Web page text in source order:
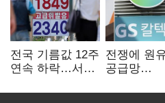
전국 기름값 12주
연속 하락…서울
전쟁에 원
공급망
정유, 에너